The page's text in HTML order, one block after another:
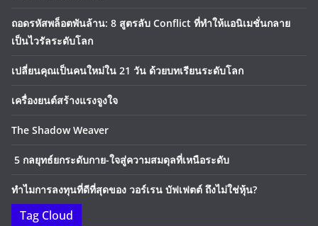
ถอดรหัสพล็อตพันล้าน: 8 สูตรลับ Conflict ที่ทำให้แอนิเมชั่นกลาย
เป็นไวรัลระดับโลก
เปลี่ยนคุณเป็นคนใหม่ใน 21 วัน ด้วยบทเรียนระดับโลก
เครื่องยนต์สร้างแรงจูงใจ
The Shadow Weaver
5 กลยุทธ์ยกระดับกาย-ใจสู่ความสมดุลที่เหนือระดับ
ทำไมการลงทุนที่ดีที่สุดของ วอร์เรน บัฟเฟตต์ ถึงไม่ใช่หุ้น?
Tag Cloud